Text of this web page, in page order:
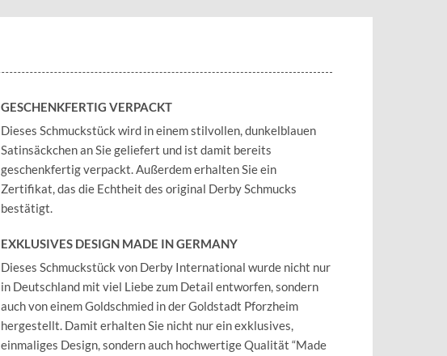
GESCHENKFERTIG VERPACKT
Dieses Schmuckstück wird in einem stilvollen, dunkelblauen
Satinsäckchen an Sie geliefert und ist damit bereits
geschenkfertig verpackt. Außerdem erhalten Sie ein
Zertifikat, das die Echtheit des original Derby Schmucks
bestätigt.
EXKLUSIVES DESIGN MADE IN GERMANY
Dieses Schmuckstück von Derby International wurde nicht nur
in Deutschland mit viel Liebe zum Detail entworfen, sondern
auch von einem Goldschmied in der Goldstadt Pforzheim
hergestellt. Damit erhalten Sie nicht nur ein exklusives,
einmaliges Design, sondern auch hochwertige Qualität “Made